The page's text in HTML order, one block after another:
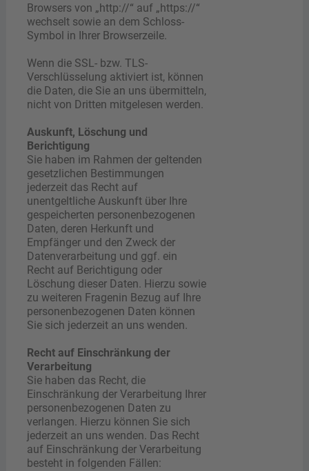
Browsers von „http://“ auf „https://“
wechselt sowie an dem Schloss-
Symbol in Ihrer Browserzeile.
Wenn die SSL- bzw. TLS-
Verschlüsselung aktiviert ist, können
die Daten, die Sie an uns übermitteln,
nicht von Dritten mitgelesen werden.
Auskunft, Löschung und
Berichtigung
Sie haben im Rahmen der geltenden
gesetzlichen Bestimmungen
jederzeit das Recht auf
unentgeltliche Auskunft über Ihre
gespeicherten personenbezogenen
Daten, deren Herkunft und
Empfänger und den Zweck der
Datenverarbeitung und ggf. ein
Recht auf Berichtigung oder
Löschung dieser Daten. Hierzu sowie
zu weiteren Fragenin Bezug auf Ihre
personenbezogenen Daten können
Sie sich jederzeit an uns wenden.
Recht auf Einschränkung der
Verarbeitung
Sie haben das Recht, die
Einschränkung der Verarbeitung Ihrer
personenbezogenen Daten zu
verlangen. Hierzu können Sie sich
jederzeit an uns wenden. Das Recht
auf Einschränkung der Verarbeitung
besteht in folgenden Fällen: